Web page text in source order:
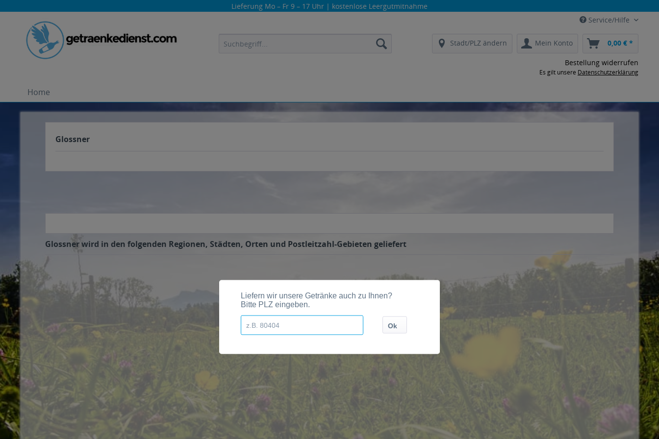
Lieferung Mo – Fr 9 – 17 Uhr | kostenlose Leergutmitnahme
Service/Hilfe
Stadt/PLZ ändern Mein Konto 0,00 € *
Bestellung widerrufen
Es gilt unsere Datenschutzerklärung
Home
Glossner
Glossner wird in den folgenden Regionen, Städten, Orten und Postleitzahl-Gebieten geliefert